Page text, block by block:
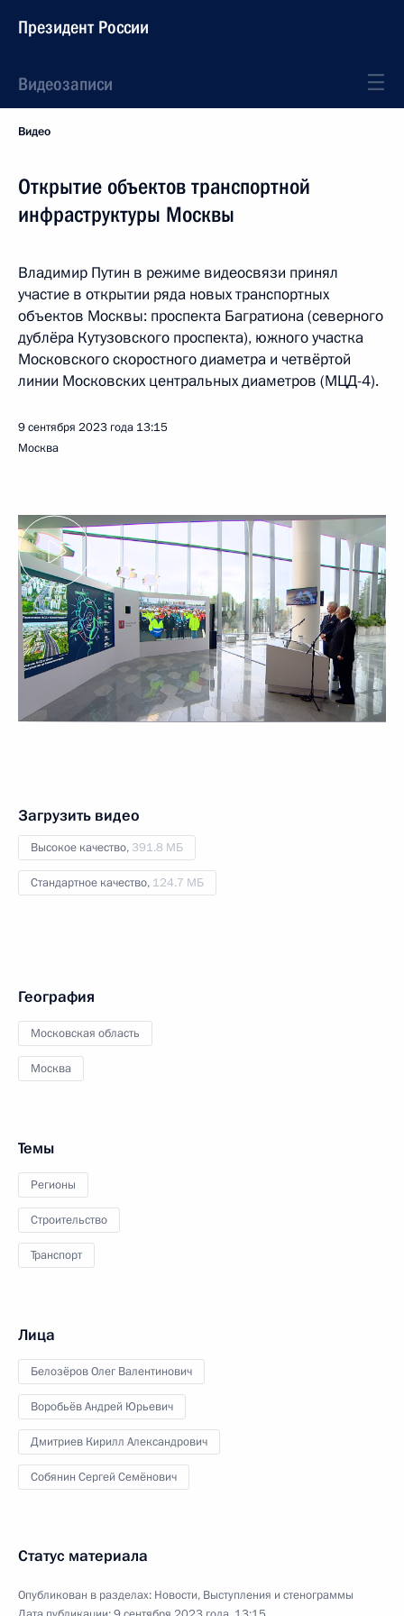
Президент России
Видеозаписи
Видео
Открытие объектов транспортной
инфраструктуры Москвы
Владимир Путин в режиме видеосвязи принял
участие в открытии ряда новых транспортных
объектов Москвы: проспекта Багратиона (северного
дублёра Кутузовского проспекта), южного участка
Московского скоростного диаметра и четвёртой
линии Московских центральных диаметров (МЦД-4).
9 сентября 2023 года 13:15
Москва
Загрузить видео
Высокое качество, 391.8 МБ
Стандартное качество, 124.7 МБ
География
Московская область
Москва
Темы
Регионы
Строительство
Транспорт
Лица
Белозёров Олег Валентинович
Воробьёв Андрей Юрьевич
Дмитриев Кирилл Александрович
Собянин Сергей Семёнович
Статус материала
Опубликован в разделах: Новости, Выступления и стенограммы